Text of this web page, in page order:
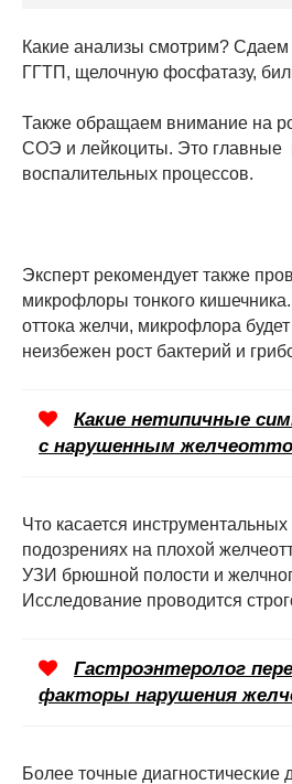
Какие анализы смотрим?
ГГТП, щелочную фосфатазу,
Также обращаем внимание на
СОЭ и лейкоциты. Это главные
воспалительных процессов.
Эксперт рекомендует также
микрофлоры тонкого
оттока желчи, микрофлора
неизбежен рост бактерий и
Какие нетипичные
с нарушенным
Что касается
подозрениях на плохой
УЗИ брюшной полости и
Исследование проводится
Гастроэнтеролог
факторы нарушения
Более точные диагностические